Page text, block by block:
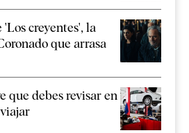
creyentes', la
que arrasa
que debes revisar en